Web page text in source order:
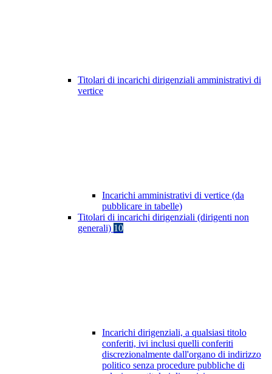
Titolari di incarichi dirigenziali amministrativi di
vertice
Incarichi amministrativi di vertice (da
pubblicare in tabelle)
Titolari di incarichi dirigenziali (dirigenti non
generali) 10
Incarichi dirigenziali, a qualsiasi titolo
conferiti, ivi inclusi quelli conferiti
discrezionalmente dall'organo di indirizzo
politico senza procedure pubbliche di